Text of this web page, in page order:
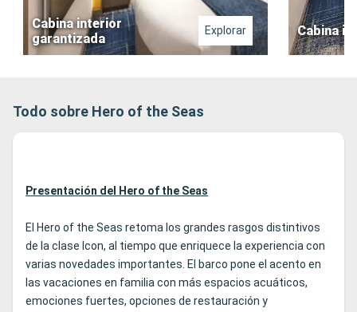
Cabina interior
garantizada
Explorar Cabina
Todo sobre Hero of the Seas
Presentación del Hero of the Seas
El Hero of the Seas retoma los grandes rasgos distintivos
de la clase Icon, al tiempo que enriquece la experiencia con
varias novedades importantes. El barco pone el acento en
las vacaciones en familia con más espacios acuáticos,
emociones fuertes, opciones de restauración y